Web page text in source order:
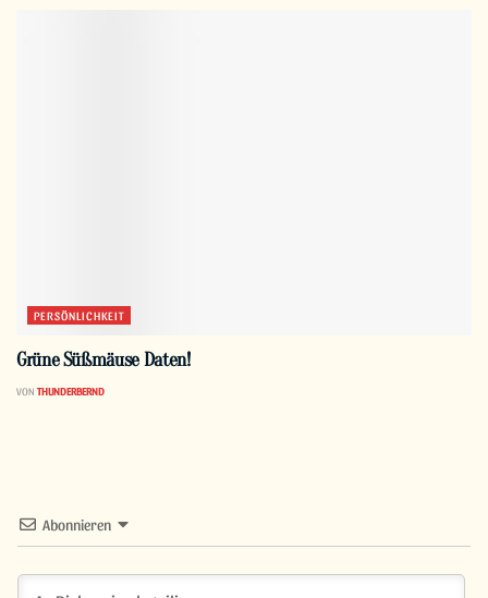
PERSÖNLICHKEIT
Grüne Süßmäuse Daten!
VON THUNDERBERND
Abonnieren